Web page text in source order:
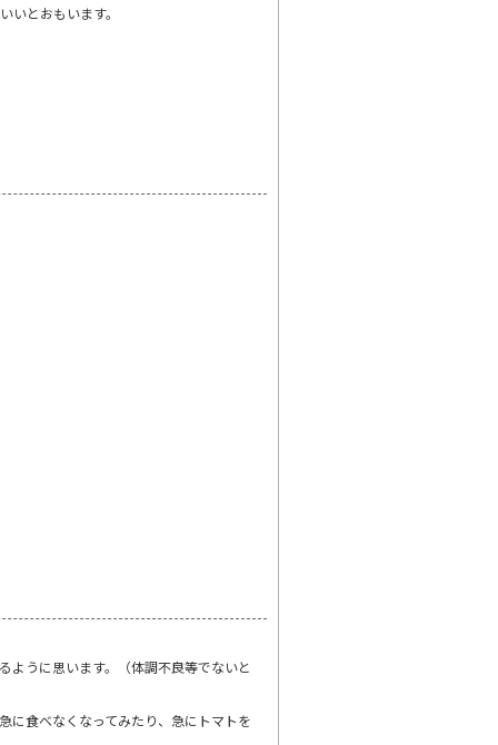
とおもいます。
ように思います。（体調不良等でないと
に食べなくなってみたり、急にトマトを